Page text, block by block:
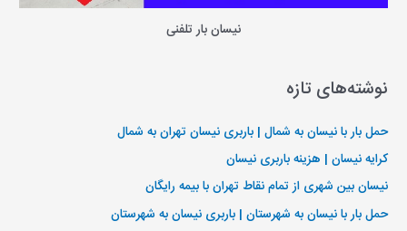
نیسان بار تلفنی
نوشته‌های تازه
حمل بار با نیسان به شمال | باربری نیسان تهران به شمال
کرایه نیسان | هزینه باربری نیسان
نیسان بین شهری از تمام نقاط تهران با بیمه رایگان
حمل بار با نیسان به شهرستان | باربری نیسان به شهرستان